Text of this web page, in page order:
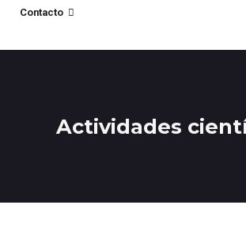
Contacto
Actividades